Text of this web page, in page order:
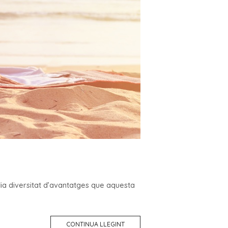
diversitat d’avantatges que aquesta
CONTINUA LLEGINT